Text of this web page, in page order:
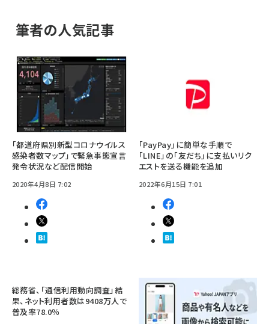
筆者の人気記事
「都道府県別新型コロナウイルス
感染者数マップ」で緊急事態宣言
発令状況など配信開始
2020年4月8日 7:02
「PayPay」に簡単な手順で
「LINE」の「友だち」に支払いリク
エストを送る機能を追加
2022年6月15日 7:01
総務省、「通信利用動向調査」結
果、ネット利用者数は9408万人で
普及率78.0％